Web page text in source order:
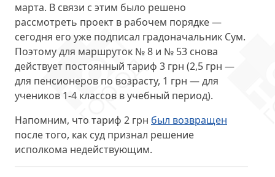
марта. В связи с этим было решено
рассмотреть проект в рабочем порядке —
сегодня его уже подписал градоначальник Сум.
Поэтомудля маршруток № 8 и № 53 снова
действует постоянный тариф 3 грн (2,5 грн —
для пенсионеров по возрасту, 1 грн — для
учеников 1-4 классов в учебный период).
Напомним, что тариф 2 грн был возвращен
после того, как суд признал решение
исполкома недействующим.